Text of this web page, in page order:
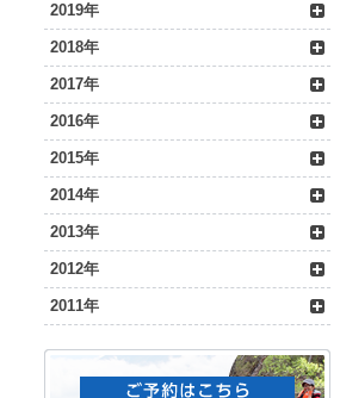
2019年
2018年
2017年
2016年
2015年
2014年
2013年
2012年
2011年